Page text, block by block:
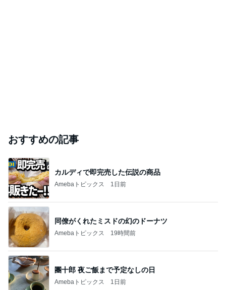
おすすめの記事
カルディで即完売した伝説の商品
Amebaトピックス 1日前
同僚がくれたミスドの幻のドーナツ
Amebaトピックス 19時間前
團十郎 夜ご飯まで予定なしの日
Amebaトピックス 1日前